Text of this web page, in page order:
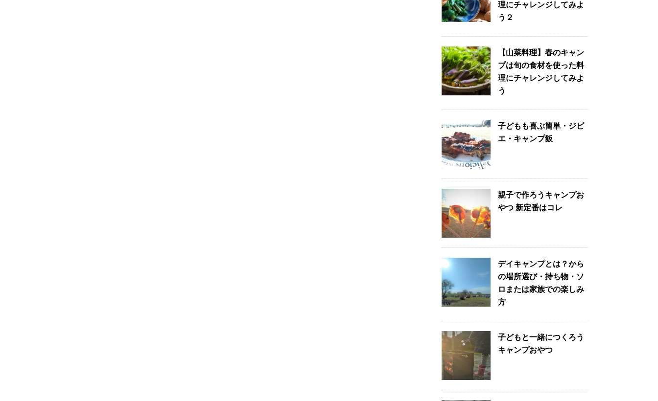
理にチャレンジしてみよ
う２
【山菜料理】春のキャン
プは旬の食材を使った料
理にチャレンジしてみよ
う
子どもも喜ぶ簡単・ジビ
エ・キャンプ飯
親子で作ろうキャンプお
やつ 新定番はコレ
デイキャンプとは？から
の場所選び・持ち物・ソ
ロまたは家族での楽しみ
方
子どもと一緒につくろう
キャンプおやつ